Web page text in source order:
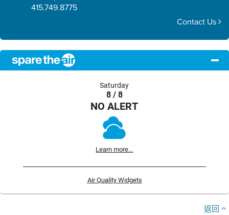
415.749.8775
Contact Us
Saturday
8 / 8
NO ALERT
Learn more...
Air Quality Widgets
返回